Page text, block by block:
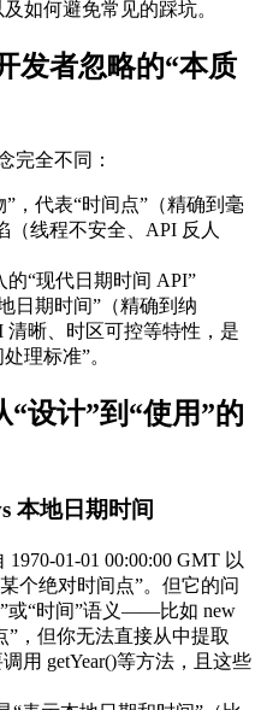
如何避免常见的踩坑。
发者忽略的“本质
完全不同：
”，代表“时间点”（精确到毫
（线程不安全、API 反人
的“现代日期时间 API”
日期时间”（精确到纳
晰、时区可控等特性，是
理标准”。
设计”到“使用”的
本地日期时间
01-01 00:00:00 GMT 以
个绝对时间点”。但它的问
或“时间”语义——比如 new
”，但你无法直接从中提取
用 getYear()等方法，且这些